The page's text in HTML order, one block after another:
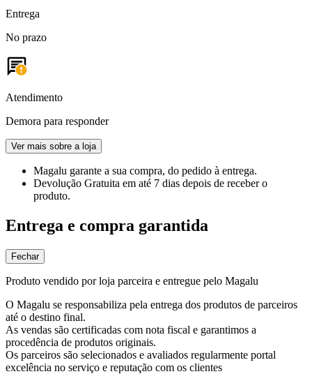
Entrega
No prazo
Atendimento
Demora para responder
Ver mais sobre a loja
Magalu garante a sua compra, do pedido à entrega.
Devolução Gratuita em até 7 dias depois de receber o
produto.
Entrega e compra garantida
Fechar
Produto vendido por loja parceira e entregue pelo Magalu
O Magalu se responsabiliza pela entrega dos produtos de parceiros
até o destino final.
As vendas são certificadas com nota fiscal e garantimos a
procedência de produtos originais.
Os parceiros são selecionados e avaliados regularmente portal
excelência no serviço e reputação com os clientes